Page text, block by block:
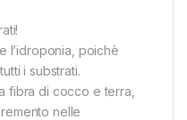
l’idroponia, poichè
i substrati.
fibra di cocco e terra,
nelle